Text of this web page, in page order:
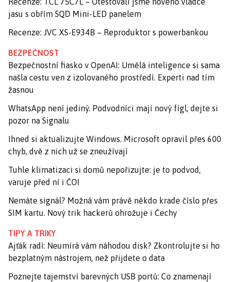
jasu s obřím SQD Mini-LED panelem
Recenze: JVC XS-E934B – Reproduktor s powerbankou
BEZPEČNOST
Bezpečnostní fiasko v OpenAI: Umělá inteligence si sama
našla cestu ven z izolovaného prostředí. Experti nad tím
žasnou
WhatsApp není jediný. Podvodníci mají nový fígl, dejte si
pozor na Signalu
Ihned si aktualizujte Windows. Microsoft opravil přes 600
chyb, dvě z nich už se zneužívají
Tuhle klimatizaci si domů nepořizujte: je to podvod,
varuje před ní i ČOI
Nemáte signál? Možná vám právě někdo krade číslo přes
SIM kartu. Nový trik hackerů ohrožuje i Čechy
TIPY A TRIKY
Ajťák radí: Neumírá vám náhodou disk? Zkontrolujte si ho
bezplatným nástrojem, než přijdete o data
Poznejte tajemství barevných USB portů: Co znamenají